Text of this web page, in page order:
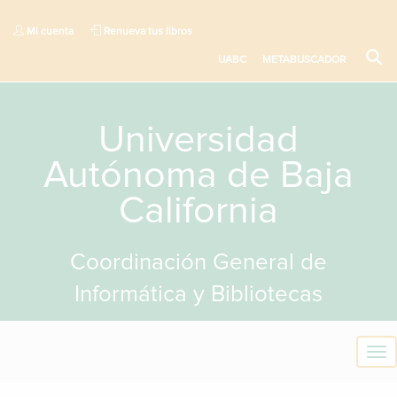
Mi cuenta Renueva tus libros
UABC METABUSCADOR
Universidad
Autónoma de Baja
California
Coordinación General de
Informática y Bibliotecas
T
o